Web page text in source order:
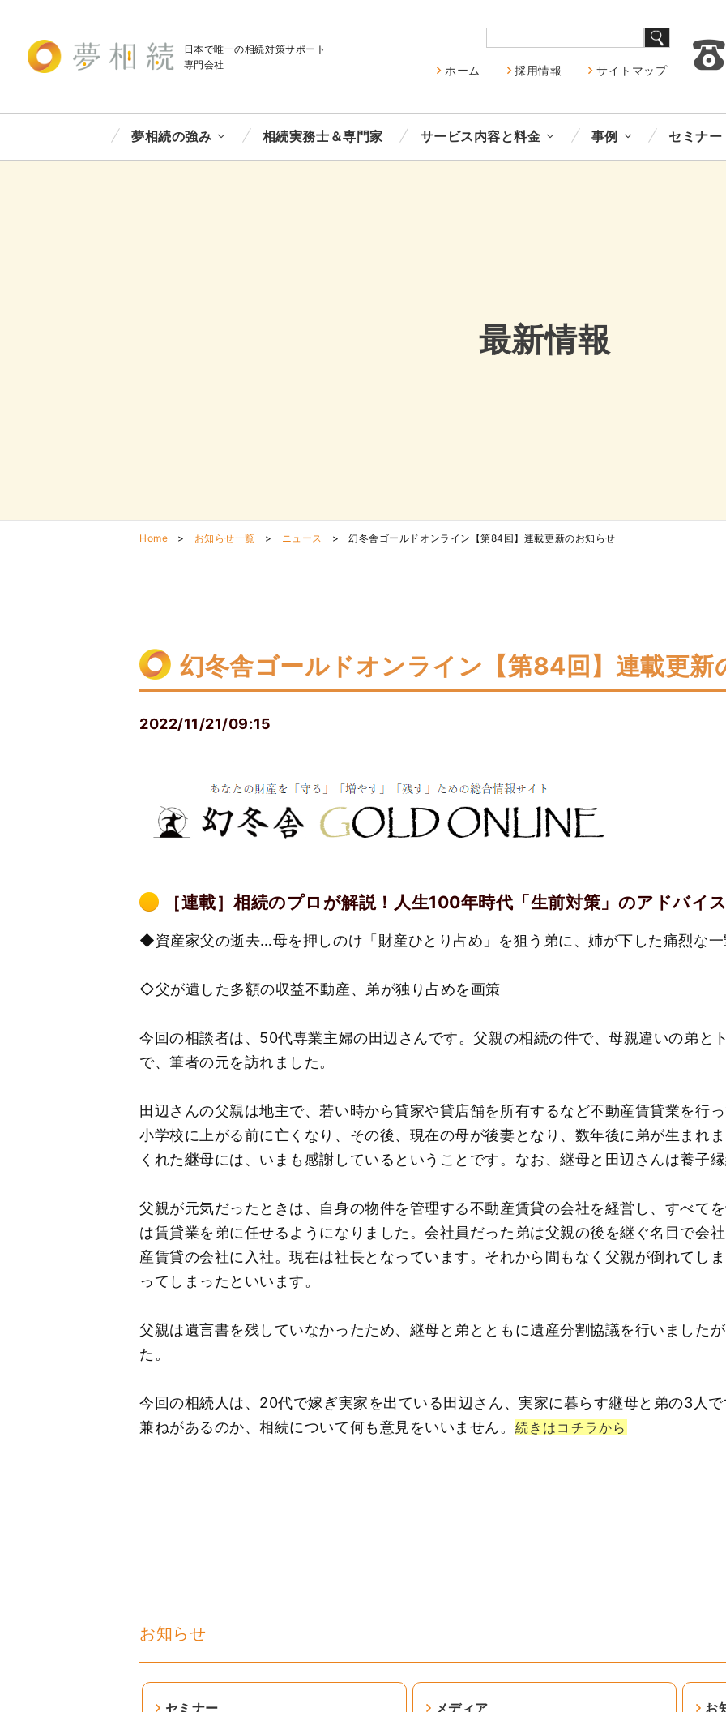
日本で唯一の相続対策サポート
専門会社
ホーム 採用情報 サイトマップ
夢相続の強み 相続実務士＆専門家 サービス内容と料金 事例 セミナー
最新情報
Home > お知らせ一覧 > ニュース > 幻冬舎ゴールドオンライン【第84回】連載更新のお知らせ
幻冬舎ゴールドオンライン【第84回】連載更新
2022/11/21/09:15
［連載］相続のプロが解説！人生100年時代「生前対策」のアドバイ
◆資産家父の逝去…母を押しのけ「財産ひとり占め」を狙う弟に、姉が下した痛烈な
◇父が遺した多額の収益不動産、弟が独り占めを画策
今回の相談者は、50代専業主婦の田辺さんです。父親の相続の件で、母親違いの弟と
で、筆者の元を訪れました。
田辺さんの父親は地主で、若い時から貸家や貸店舗を所有するなど不動産賃貸業を行
小学校に上がる前に亡くなり、その後、現在の母が後妻となり、数年後に弟が生まれ
くれた継母には、いまも感謝しているということです。なお、継母と田辺さんは養子
父親が元気だったときは、自身の物件を管理する不動産賃貸の会社を経営し、すべて
は賃貸業を弟に任せるようになりました。会社員だった弟は父親の後を継ぐ名目で会
産賃貸の会社に入社。現在は社長となっています。それから間もなく父親が倒れてし
ってしまったといいます。
父親は遺言書を残していなかったため、継母と弟とともに遺産分割協議を行いました
た。
今回の相続人は、20代で嫁ぎ実家を出ている田辺さん、実家に暮らす継母と弟の3人
兼ねがあるのか、相続について何も意見をいいません。 続きはコチラから
お知らせ
セミナー メディア お